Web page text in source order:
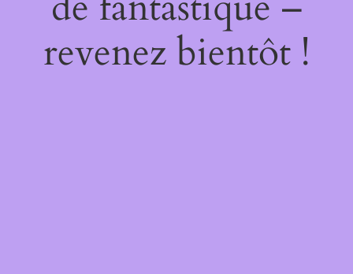
revenez bientôt !